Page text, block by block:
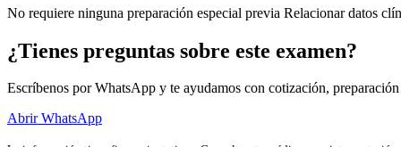
No requiere ninguna preparación especial previa Relacionar datos
¿Tienes preguntas sobre este examen?
Escríbenos por WhatsApp y te ayudamos con cotización,
Abrir WhatsApp